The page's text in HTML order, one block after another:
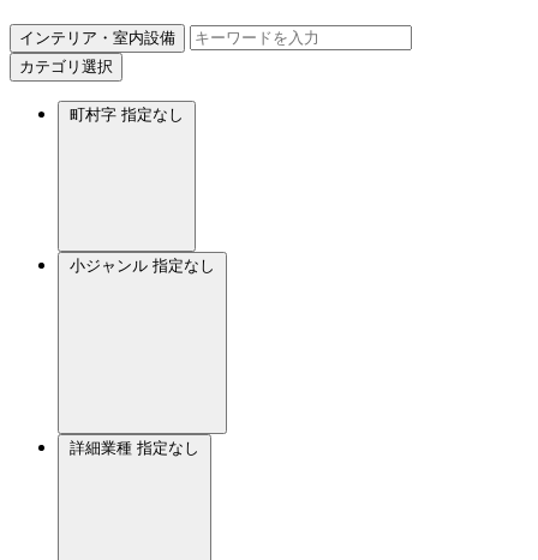
インテリア・室内設備
カテゴリ選択
町村字 指定なし
小ジャンル 指定なし
詳細業種 指定なし